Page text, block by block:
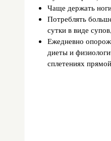
Чаще держать
Потреблять
сутки в виде
Ежедневно
диеты и
сплетениях